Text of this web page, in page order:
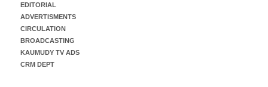
EDITORIAL
ADVERTISMENTS
CIRCULATION
BROADCASTING
KAUMUDY TV ADS
CRM DEPT